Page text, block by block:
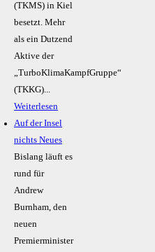
(TKMS) in Kiel
besetzt. Mehr
als ein Dutzend
Aktive der
„TurboKlimaKampfGruppe“
(TKKG)...
Weiterlesen
Auf der Insel
nichts Neues
Bislang läuft es
rund für
Andrew
Burnham, den
neuen
Premierminister